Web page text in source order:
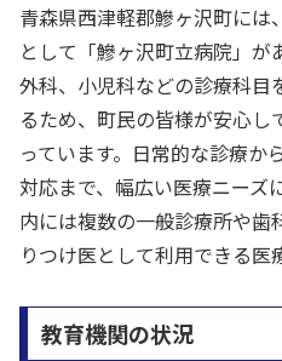
青森県西津軽郡鰺ヶ沢町には
として「鰺ヶ沢町立病院」
外科、小児科などの診療科目
るため、町民の皆様が安心
っています。日常的な診療か
対応まで、幅広い医療ニーズ
内には複数の一般診療所や歯
りつけ医として利用できる医
教育機関の状況